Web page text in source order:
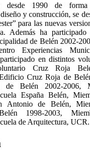
desde 1990 de forma
y construcción, se
para las nuevas
Además ha
de Belén 2002-
Experiencias
en distintos
Cruz Roja
Cruz Roja de
de Belén 2002-2006,
España Belén,
Antonio de Belén,
1998-2003,
de Arquitectura, UCR.